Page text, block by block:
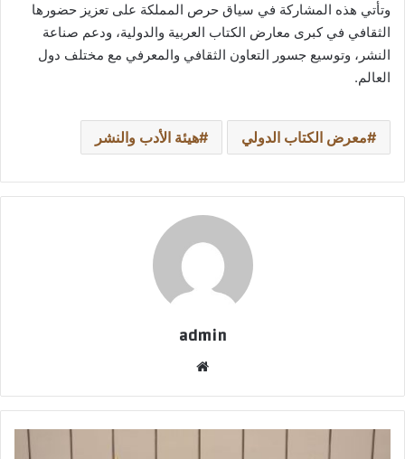
وتأتي هذه المشاركة في سياق حرص المملكة على تعزيز حضورها
الثقافي في كبرى معارض الكتاب العربية والدولية، ودعم صناعة
النشر، وتوسيع جسور التعاون الثقافي والمعرفي مع مختلف دول
العالم.
معرض الكتاب الدولي هيئة الأدب والنشر
admin
هشام